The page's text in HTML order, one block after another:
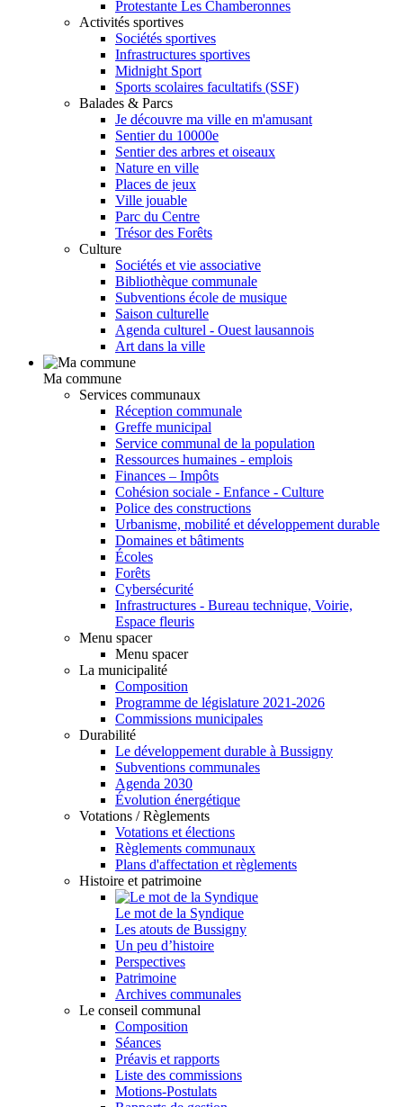
Protestante Les Chamberonnes
Activités sportives
Sociétés sportives
Infrastructures sportives
Midnight Sport
Sports scolaires facultatifs (SSF)
Balades & Parcs
Je découvre ma ville en m'amusant
Sentier du 10000e
Sentier des arbres et oiseaux
Nature en ville
Places de jeux
Ville jouable
Parc du Centre
Trésor des Forêts
Culture
Sociétés et vie associative
Bibliothèque communale
Subventions école de musique
Saison culturelle
Agenda culturel - Ouest lausannois
Art dans la ville
Ma commune
Services communaux
Réception communale
Greffe municipal
Service communal de la population
Ressources humaines - emplois
Finances – Impôts
Cohésion sociale - Enfance - Culture
Police des constructions
Urbanisme, mobilité et développement durable
Domaines et bâtiments
Écoles
Forêts
Cybersécurité
Infrastructures - Bureau technique, Voirie,
Espace fleuris
Menu spacer
Menu spacer
La municipalité
Composition
Programme de législature 2021-2026
Commissions municipales
Durabilité
Le développement durable à Bussigny
Subventions communales
Agenda 2030
Évolution énergétique
Votations / Règlements
Votations et élections
Règlements communaux
Plans d'affectation et règlements
Histoire et patrimoine
Le mot de la Syndique
Les atouts de Bussigny
Un peu d’histoire
Perspectives
Patrimoine
Archives communales
Le conseil communal
Composition
Séances
Préavis et rapports
Liste des commissions
Motions-Postulats